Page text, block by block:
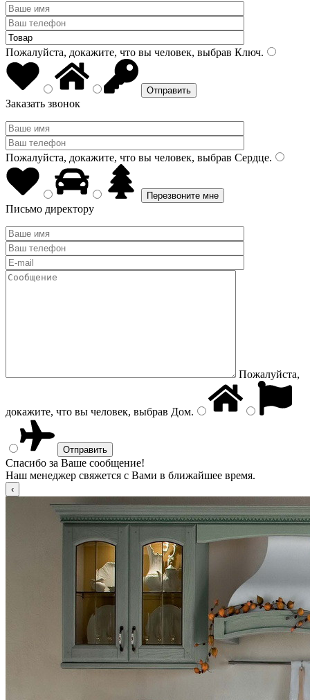
Пожалуйста, докажите, что вы человек, выбрав Ключ.
Заказать звонок
Пожалуйста, докажите, что вы человек, выбрав Сердце.
Письмо директору
Пожалуйста,
докажите, что вы человек, выбрав Дом.
Спасибо за Ваше сообщение!
Наш менеджер свяжется с Вами в ближайшее время.